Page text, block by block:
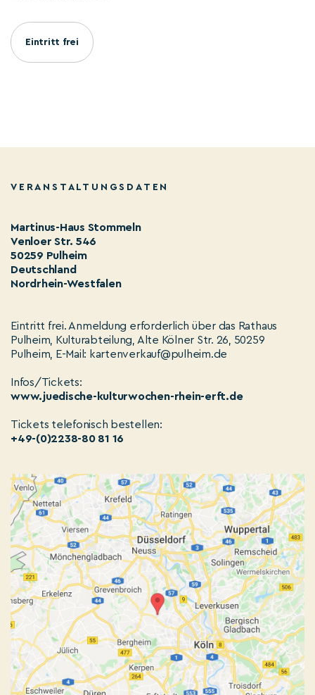
Eintritt frei
VERANSTALTUNGSDATEN
Martinus-Haus Stommeln
Venloer Str. 546
50259 Pulheim
Deutschland
Nordrhein-Westfalen
Eintritt frei. Anmeldung erforderlich über das Rathaus
Pulheim, Kulturabteilung, Alte Kölner Str. 26, 50259
Pulheim, E-Mail: kartenverkauf@pulheim.de
Infos/Tickets:
www.juedische-kulturwochen-rhein-erft.de
Tickets telefonisch bestellen:
+49-(0)2238-80 81 16